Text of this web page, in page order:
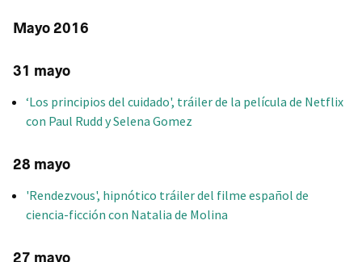
Mayo 2016
31 mayo
‘Los principios del cuidado', tráiler de la película de Netflix
con Paul Rudd y Selena Gomez
28 mayo
'Rendezvous', hipnótico tráiler del filme español de
ciencia-ficción con Natalia de Molina
27 mayo